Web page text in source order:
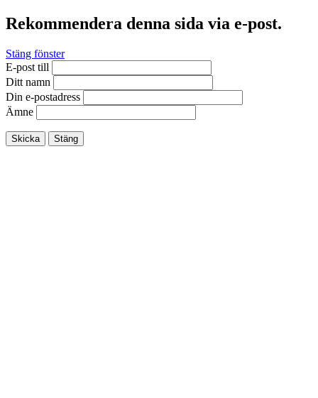
Rekommendera denna sida via e-post.
Stäng fönster
E-post till
Ditt namn
Din e-postadress
Ämne
Skicka Stäng